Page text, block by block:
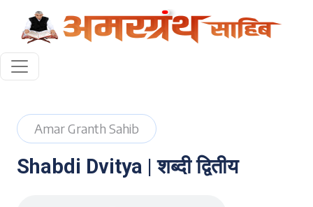
Amar Granth Sahib
Shabdi Dvitya | शब्दी द्वितीय